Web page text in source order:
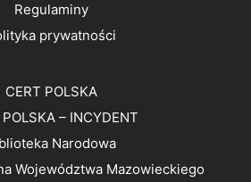
Regulaminy
prywatności
CERT POLSKA
POLSKA – INCYDENT
Narodowa
Województwa Mazowieckiego